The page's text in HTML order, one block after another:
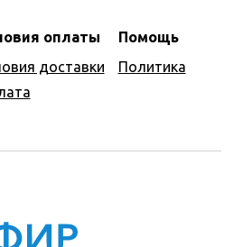
оплаты
доставки
Помощь
Политика